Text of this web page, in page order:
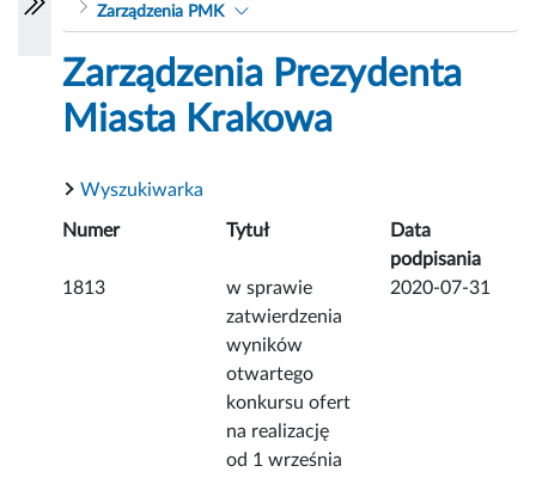
Zarządzenia PMK
Zarządzenia Prezydenta
Miasta Krakowa
Wyszukiwarka
Numer Tytuł
Data
podpisania
1813
w sprawie
zatwierdzenia
wyników
otwartego
konkursu ofert
na realizację
od 1 września
2020-07-31